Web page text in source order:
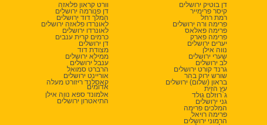
דן בוטיק ירושלים
קיסר פרימייר
רמת רחל
פרימה ורה ירושלים
פרימה פאלאס
פרימה פארק
יערים ירושלים
נווה אילן
שערי ירושלים
לב ירושלים
גרנד קורט ירושלים
שורש ירוק בהר
בראון (שלום) ירושלים
עץ הזית
ג`רוזלם גולד
גני ירושלים
המלכים פרימה
פרימה רויאל
הרמוני ירושלים
וורט קראון פלאזה
דן פנורמה ירושלים
המלך דוד ירושלים
לאונרדו פלאזה ירושלים
לאונרדו ירושלים
כרמים קרית ענבים
דן ירושלים
מצודת דוד
ממילא ירושלים
ענבל ירושלים
הרברט סמואל
אוריינט ירושלים
קאסלנד ריזורט מעלה
אדומים
אלמונד ספא נווה אילן
התיאטרון ירושלים